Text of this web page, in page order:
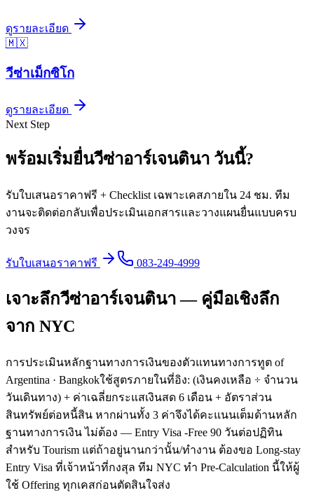
ดูรายละเอียด
🇲🇽
วีซ่าเม็กซิโก
ดูรายละเอียด
Next Step
พร้อมเริ่มยื่นวีซ่าอาร์เจนตินา วันนี้?
รับใบเสนอราคาฟรี + Checklist เฉพาะเคสภายใน 24 ชม. ทีม
งานจะติดต่อกลับเพื่อประเมินเอกสารและวางแผนยื่นแบบครบ
วงจร
รับใบเสนอราคาฟรี 083-249-4999
เจาะลึกวีซ่าอาร์เจนตินา — คู่มือเชิงลึก
จาก NYC
การประเมินหลักฐานทางการเงินของตัวแทนทางการทูต of
Argentina · Bangkokใช้สูตรภายในที่อิง: (เงินคงเหลือ ÷ จำนวน
วันเดินทาง) + ค่าเฉลี่ยกระแสเงินสด 6 เดือน + อัตราส่วน
สินทรัพย์ต่อหนี้สิน หากผ่านทั้ง 3 ค่าจึงได้คะแนนเต็มด้านหลัก
ฐานทางการเงิน ไม่ต้อง — Entry Visa -Free 90 วันต่อปฏิทิน
สำหรับ Tourism แต่ถ้าอยู่นานกว่านั้น/ทำงาน ต้องขอ Long-stay
Entry Visa ที่เจ้าหน้าที่กงสุล ทีม NYC ทำ Pre-Calculation นี้ให้ผู้
ใช้ Offering ทุกเคสก่อนตัดสินใจส่ง